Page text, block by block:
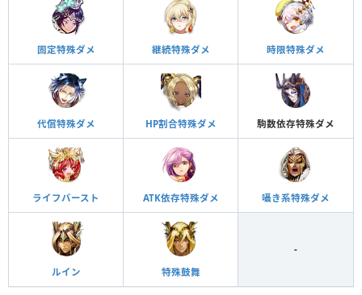
固定特殊ダメ 継続特殊ダメ 時限特殊ダメ
代償特殊ダメ HP割合特殊ダメ 駒数依存特殊ダメ
ライフバースト ATK依存特殊ダメ 囁き系特殊ダメ
ルイン 特殊鼓舞
-